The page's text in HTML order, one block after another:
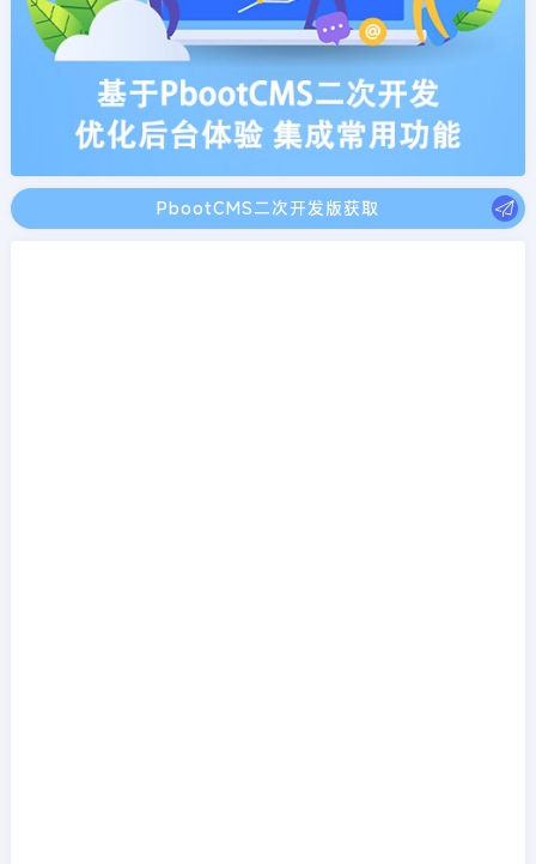
PbootCMS二次开发版获取